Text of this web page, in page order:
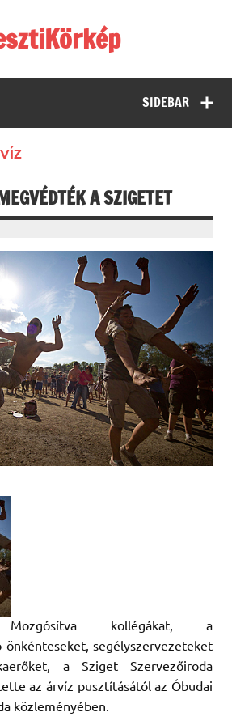
SIDEBAR
A SZIGETET
Mozgósítva kollégákat, a
önkénteseket, segélyszervezeteket
a Sziget Szervezőiroda
az árvíz pusztításától az Óbudai
közleményében.